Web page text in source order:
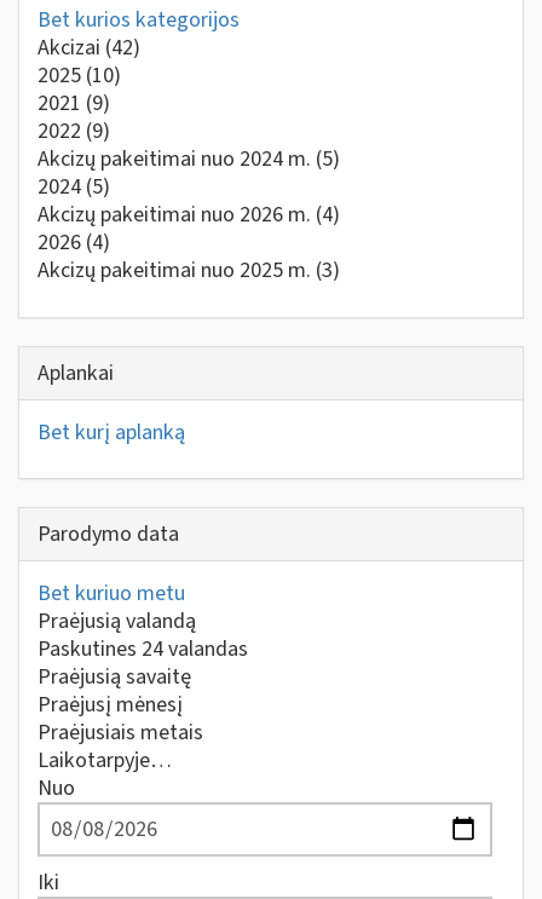
Bet kurios kategorijos
Akcizai (42)
2025 (10)
2021 (9)
2022 (9)
Akcizų pakeitimai nuo 2024 m. (5)
2024 (5)
Akcizų pakeitimai nuo 2026 m. (4)
2026 (4)
Akcizų pakeitimai nuo 2025 m. (3)
Aplankai
Bet kurį aplanką
Parodymo data
Bet kuriuo metu
Praėjusią valandą
Paskutines 24 valandas
Praėjusią savaitę
Praėjusį mėnesį
Praėjusiais metais
Laikotarpyje…
Nuo
Iki